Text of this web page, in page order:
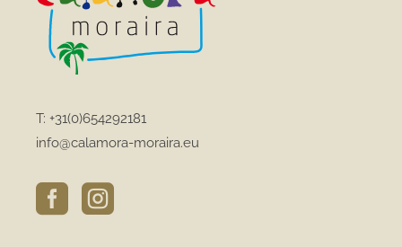
T:+31(0)654292181
info@calamora-moraira.eu
 